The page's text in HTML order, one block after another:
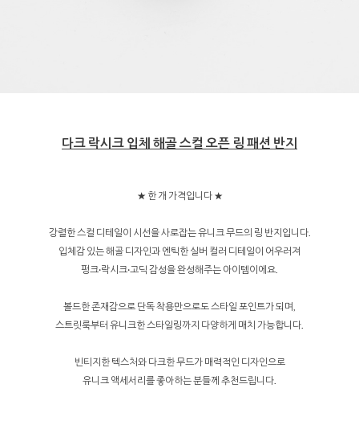
다크 락시크 입체 해골 스컬 오픈 링 패션 반지
★ 한 개 가격입니다 ★
강렬한 스컬 디테일이 시선을 사로잡는 유니크 무드의 링 반지입니다.
입체감 있는 해골 디자인과 엔틱한 실버 컬러 디테일이 어우러져
펑크·락시크·고딕 감성을 완성해주는 아이템이에요.
볼드한 존재감으로 단독 착용만으로도 스타일 포인트가 되며,
스트릿룩부터 유니크한 스타일링까지 다양하게 매치 가능합니다.
빈티지한 텍스처와 다크한 무드가 매력적인 디자인으로
유니크 액세서리를 좋아하는 분들께 추천드립니다.